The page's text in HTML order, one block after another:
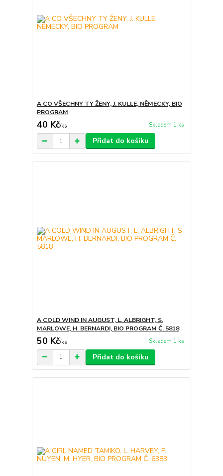
A CO VŠECHNY TY ŽENY, J. KULLE, NĚMECKY, BIO
PROGRAM
40 Kč/ks Skladem 1 ks
Přidat do košíku
A COLD WIND IN AUGUST, L. ALBRIGHT, S.
MARLOWE, H. BERNARDI, BIO PROGRAM Č. 5818
50 Kč/ks Skladem 1 ks
Přidat do košíku